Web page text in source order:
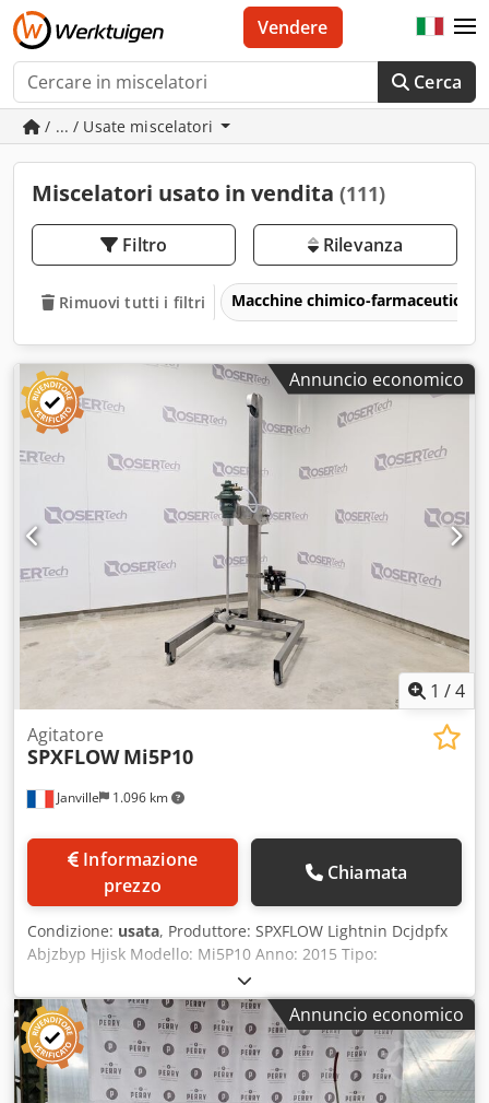
Cerca
Vendere
/ ... / Usate miscelatori
Miscelatori usato in vendita (111)
Filtro Rilevanza
Rimuovi tutti i filtri Macchine chimico-farmaceutiche
Annuncio economico
1 /4
Janville 1.096 km
Agitatore
SPXFLOW Mi5P10
prezzo
Chiamata
Condizione: usata, Produttore: SPXFLOW Lightnin Dcjdpfx
Abjzbyp Hjisk Modello: Mi5P10 Anno: 2015 Tipo:
Miscelatore / agitatore pneumatico Diametro della testa di
miscelazione: 240 mm Lunghezza dell'albero di agitazione:
915 mm Diametro dell'albero: 25 mm Pressione richiesta: 6
bar Regolazione velocità: meccanica Sistema di
sollevamento manuale / contrappeso Corsa di
sollevamento: 1290 mm Larghezza massima del
Annuncio economico